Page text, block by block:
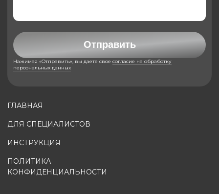
ГЛАВНАЯ
ДЛЯ СПЕЦИАЛИСТОВ
ИНСТРУКЦИЯ
ПОЛИТИКА
КОНФИДЕНЦИАЛЬНОСТИ
Отправить
Нажимая «Отправить», вы даете свое согласие на обработку
персональных данных